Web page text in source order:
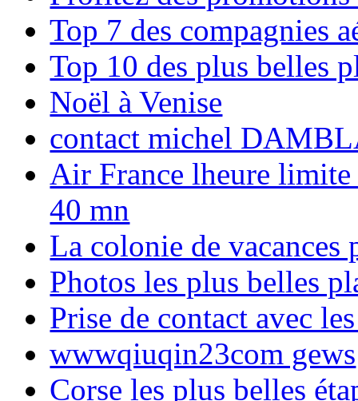
Top 7 des compagnies
Top 10 des plus belles
Noël à Venise
contact michel
Air France lheure limite
40 mn
La colonie de vacances
Photos les plus belles
Prise de contact avec
wwwqiuqin23com gews
Corse les plus belles